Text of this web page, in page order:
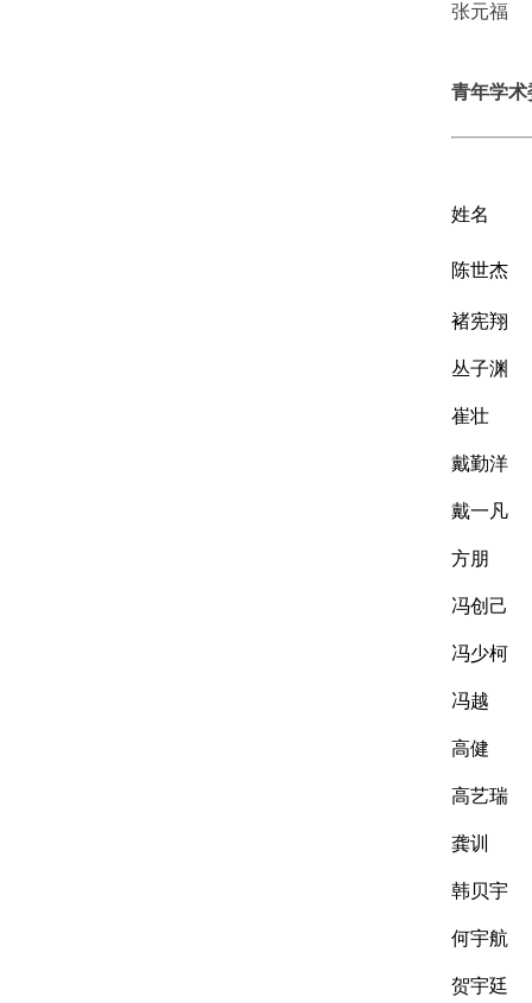
张元福
青年学术
姓名
陈世杰
褚宪翔
丛子渊
崔壮
戴勤洋
戴一凡
方朋
冯创己
冯少柯
冯越
高健
高艺瑞
龚训
韩贝宇
何宇航
贺宇廷